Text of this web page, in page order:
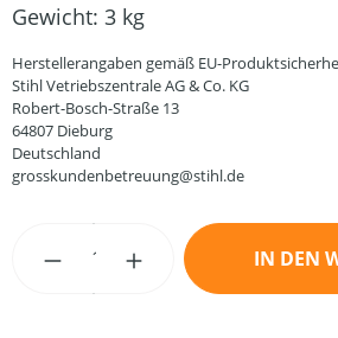
Gewicht: 3 kg
Herstellerangaben gemäß EU-
Stihl Vetriebszentrale AG & Co. KG
Robert-Bosch-Straße 13
64807 Dieburg
Deutschland
grosskundenbetreuung@stihl.de
Produkt Anzahl: Gib den
IN DEN